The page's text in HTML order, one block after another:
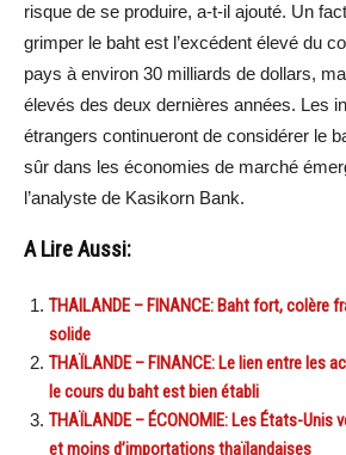
risque de se produire, a-t-il ajouté. Un
grimper le baht est l’excédent élevé du
pays à environ 30 milliards de dollars,
élevés des deux dernières années. Les
étrangers continueront de considérer le
sûr dans les économies de marché
l’analyste de Kasikorn Bank.
A Lire Aussi:
THAILANDE – FINANCE: Baht fort, colère
solide
THAÏLANDE – FINANCE: Le lien entre les
le cours du baht est bien établi
THAÏLANDE – ÉCONOMIE: Les États-Unis
et moins d’importations thaïlandaises